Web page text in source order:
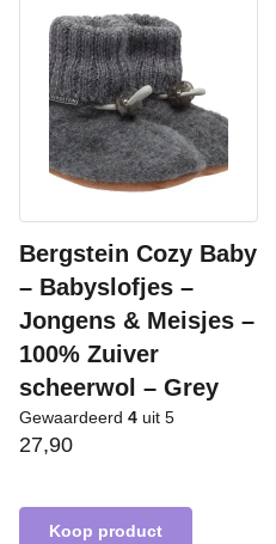
Bergstein Cozy Baby
– Babyslofjes –
Jongens & Meisjes –
100% Zuiver
scheerwol – Grey
Gewaardeerd 4 uit 5
27,90
Koop product